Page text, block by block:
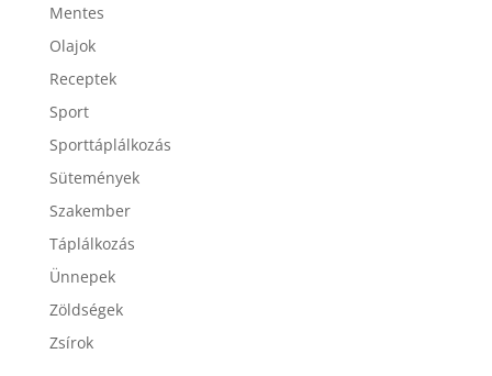
Mentes
Olajok
Receptek
Sport
Sporttáplálkozás
Sütemények
Szakember
Táplálkozás
Ünnepek
Zöldségek
Zsírok